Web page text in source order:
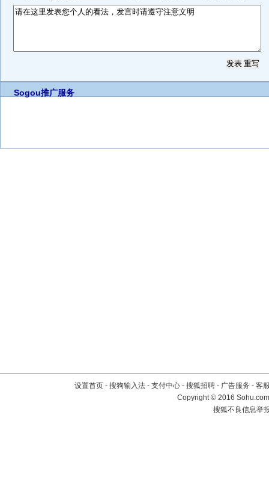
Sogou推广服务
设置首页 - 搜狗输入法 - 支付中心 - 搜狐招聘 - 广告服务 - 客
Copyright©2016
搜狐不良信息举